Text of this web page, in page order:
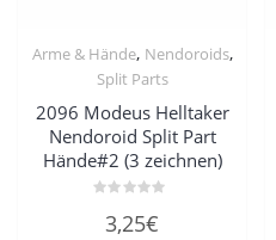
Arme & Hände, Nendoroids,
Split Parts
2096 Modeus Helltaker
Nendoroid Split Part
Hände#2 (3 zeichnen)
mit
3,25€